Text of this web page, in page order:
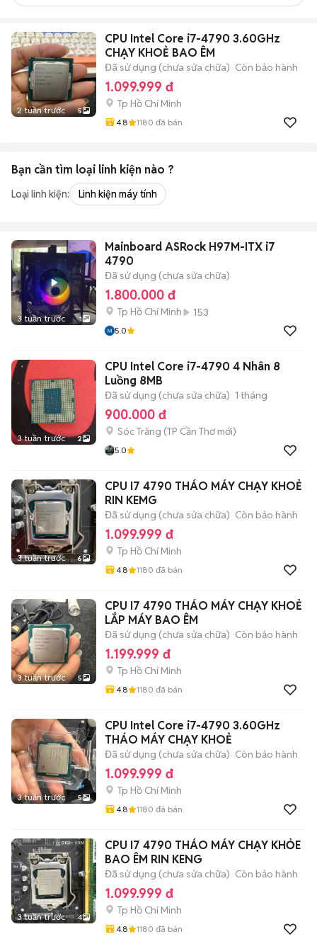
2 tuần trước 5
CPU Intel Core i7-4790 3.60GHz
CHẠY KHOẺ BAO ÊM
Đã sử dụng (chưa sửa chữa) Còn bảo hành
1.099.999 đ
Tp Hồ Chí Minh
4.8 1180 đã bán
Bạn cần tìm loại linh kiện nào ?
Loại linh kiện: Linh kiện máy tính
3 tuần trước 1
Mainboard ASRock H97M-ITX i7
4790
Đã sử dụng (chưa sửa chữa)
1.800.000 đ
Tp Hồ Chí Minh 153
5.0
3 tuần trước 2
CPU Intel Core i7-4790 4 Nhân 8
Luồng 8MB
Đã sử dụng (chưa sửa chữa) 1 tháng
900.000 đ
Sóc Trăng (TP Cần Thơmới)
5.0
3 tuần trước 6
CPU I7 4790 THÁO MÁY CHẠY KHOẺ
RIN KEMG
Đã sử dụng (chưa sửa chữa) Còn bảo hành
1.099.999 đ
Tp Hồ Chí Minh
4.8 1180 đã bán
3 tuần trước 5
CPU I7 4790 THÁO MÁY CHẠY KHOẺ
LẮP MÁY BAO ÊM
Đã sử dụng (chưa sửa chữa) Còn bảo hành
1.199.999 đ
Tp Hồ Chí Minh
4.8 1180 đã bán
3 tuần trước 5
CPU Intel Core i7-4790 3.60GHz
THÁO MÁY CHẠY KHOẺ
Đã sử dụng (chưa sửa chữa) Còn bảo hành
1.099.999 đ
Tp Hồ Chí Minh
4.8 1180 đã bán
3 tuần trước 4
CPU I7 4790 THÁO MÁY CHẠY KHỎE
BAO ÊM RIN KENG
Đã sử dụng (chưa sửa chữa) Còn bảo hành
1.099.999 đ
Tp Hồ Chí Minh
4.8 1180 đã bán